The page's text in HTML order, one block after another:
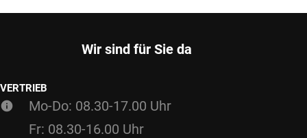
Wir sind für Sie da
VERTRIEB
Mo-Do: 08.30-17.00 Uhr
Fr: 08.30-16.00 Uhr